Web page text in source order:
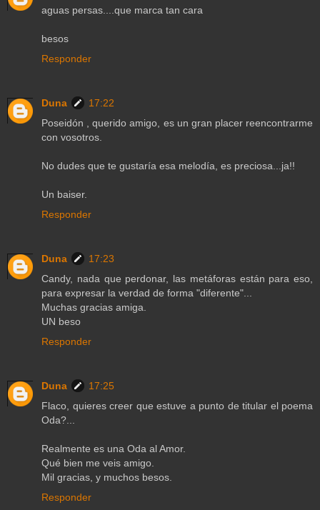
aguas persas....que marca tan cara
besos
Responder
Duna
17:22
Poseidón , querido amigo, es un gran placer reencontrarme
con vosotros.
No dudes que te gustaría esa melodía, es preciosa...ja!!
Un baiser.
Responder
Duna
17:23
Candy, nada que perdonar, las metáforas están para eso,
para expresar la verdad de forma "diferente"...
Muchas gracias amiga.
UN beso
Responder
Duna
17:25
Flaco, quieres creer que estuve a punto de titular el poema
Oda?...
Realmente es una Oda al Amor.
Qué bien me veis amigo.
Mil gracias, y muchos besos.
Responder